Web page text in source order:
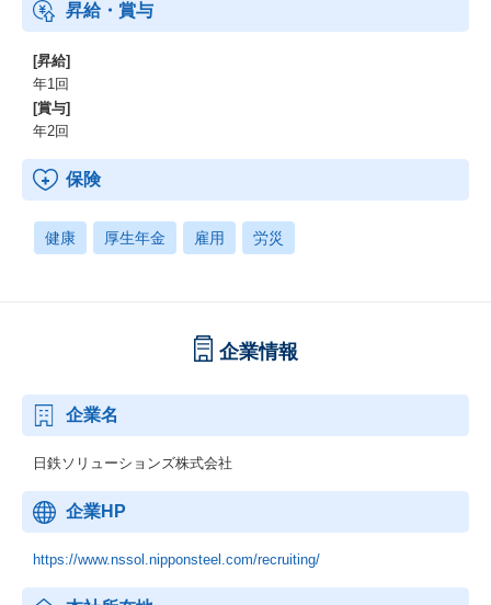
昇給・賞与
[昇給]
年1回
[賞与]
年2回
保険
健康 厚生年金 雇用 労災
企業情報
企業名
日鉄ソリューションズ株式会社
企業HP
https://www.nssol.nipponsteel.com/recruiting/